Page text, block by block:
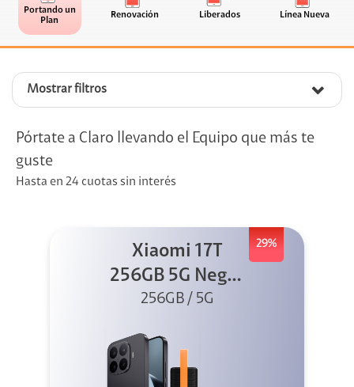
Portando un
Plan
Renovación Liberados Línea Nueva
Mostrar filtros
Pórtate a Claro llevando el Equipo que más te
guste
Hasta en 24 cuotas sin interés
29%
Xiaomi 17T
256GB 5G Negro
+ Sound
256GB / 5G